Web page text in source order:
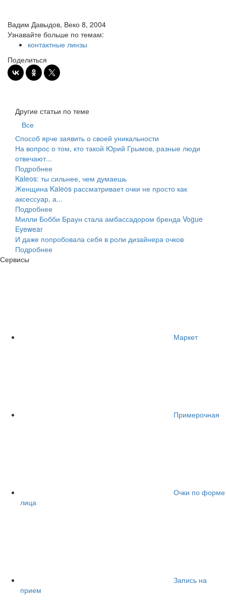
Вадим Давыдов, Веко 8, 2004
Узнавайте больше по темам:
контактные линзы
Поделиться
Другие статьи по теме
Все
Способ ярче заявить о своей уникальности
На вопрос о том, кто такой Юрий Грымов, разные люди
отвечают...
Подробнее
Kaleos: ты сильнее, чем думаешь
Женщина Kaleos рассматривает очки не просто как
аксессуар, а...
Подробнее
Милли Бобби Браун стала амбассадором бренда Vogue
Eyewear
И даже попробовала себя в роли дизайнера очков
Подробнее
Сервисы
Маркет
Примерочная
Очки по форме
лица
Запись на
прием